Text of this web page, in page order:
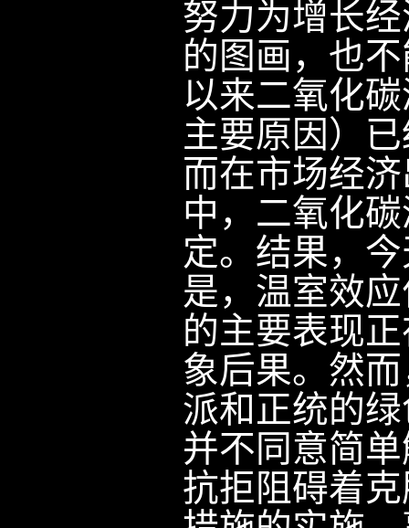
努力为增长
的图画，也
以来二氧化
主要原因）
而在市场经
中，二氧化
定。结果，
是，温室效
的主要表现
象后果。然
派和正统的
并不同意简
抗拒阻碍着